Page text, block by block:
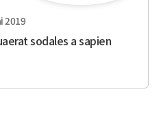
2019
sodales a sapien